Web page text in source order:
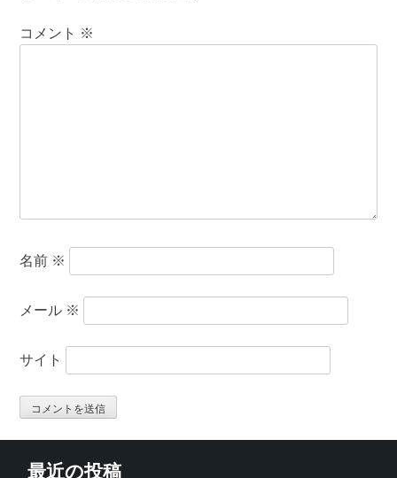
コメント ※
名前 ※
メール ※
サイト
最近の投稿